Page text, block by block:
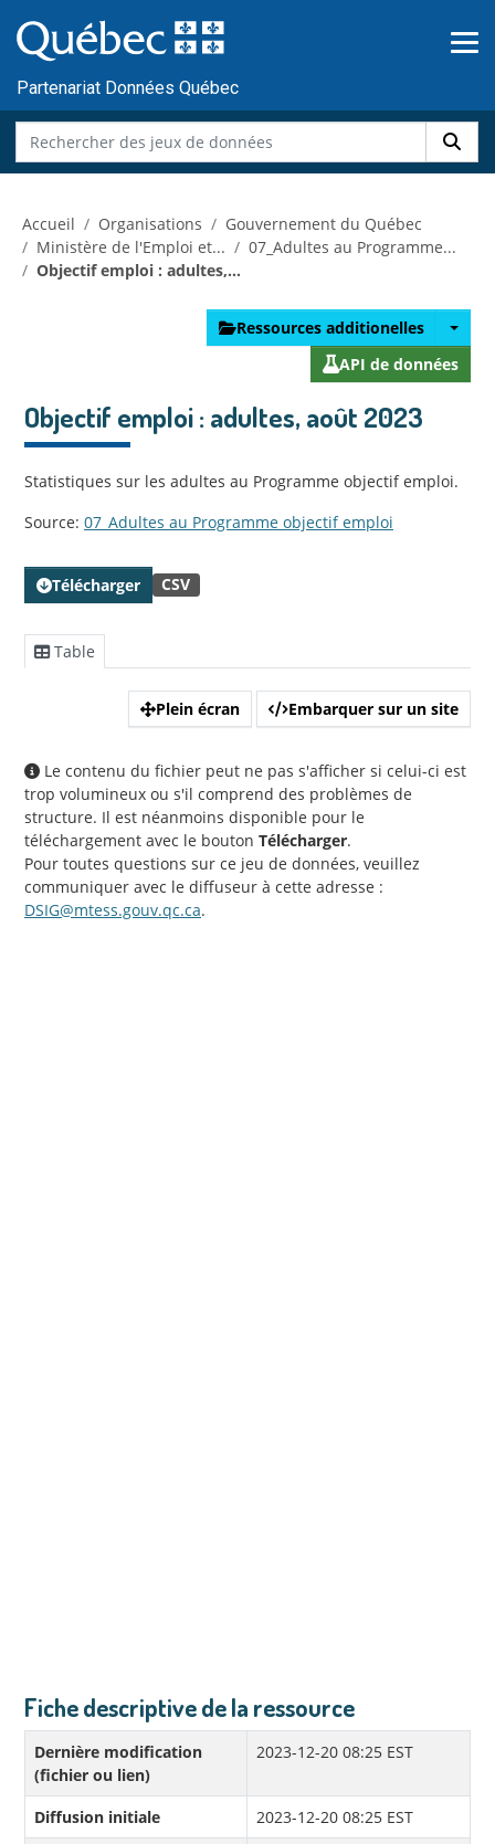
au
contenu
Partenariat Données Québec
Accueil Organisations
Gouvernement du Québec
Ministère de l'Emploi et...
07_Adultes au Programme...
Objectif emploi : adultes,...
Ressources additionelles
API de données
Objectif emploi : adultes, août 2023
Statistiques sur les adultes au Programme objectif emploi.
Source: 07_Adultes au Programme objectif emploi
Télécharger CSV
Table
Plein écran Embarquer sur un site
Le contenu du fichier peut ne pas s'afficher si celui-ci est
trop volumineux ou s'il comprend des problèmes de
structure. Il est néanmoins disponible pour le
téléchargement avec le bouton Télécharger.
Pour toutes questions sur ce jeu de données, veuillez
communiquer avec le diffuseur à cette adresse :
DSIG@mtess.gouv.qc.ca.
Fiche descriptive de la ressource
Dernière modification
(fichier ou lien)
2023-12-20 08:25 EST
Diffusion initiale
2023-12-20 08:25 EST